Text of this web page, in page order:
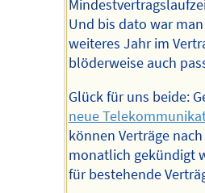
Und bis dato war
weiteres Jahr im
blöderweise auch
Glück für uns beide:
neue
können Verträge
monatlich gekündigt
für bestehende